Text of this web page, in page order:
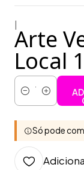
Arte
Local
Quantidade
Só pode